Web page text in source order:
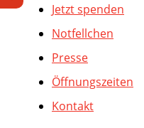
Jetzt spenden
Notfellchen
Presse
Öffnungszeiten
Kontakt